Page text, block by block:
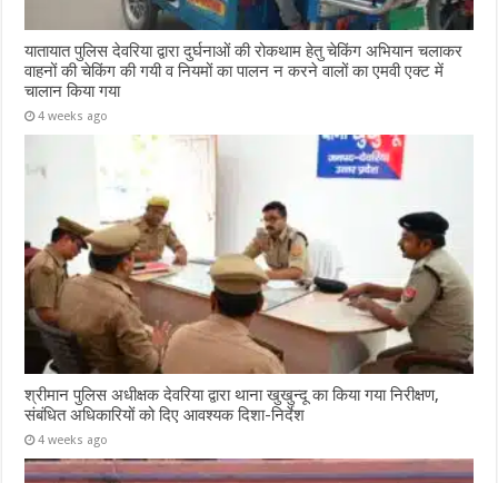
यातायात पुलिस देवरिया द्वारा दुर्घनाओं की रोकथाम हेतु चेकिंग अभियान चलाकर
वाहनों की चेकिंग की गयी व नियमों का पालन न करने वालों का एमवी एक्ट में
चालान किया गया
4 weeks ago
श्रीमान पुलिस अधीक्षक देवरिया द्वारा थाना खुखुन्दू का किया गया निरीक्षण,
संबंधित अधिकारियों को दिए आवश्यक दिशा-निर्देश
4 weeks ago